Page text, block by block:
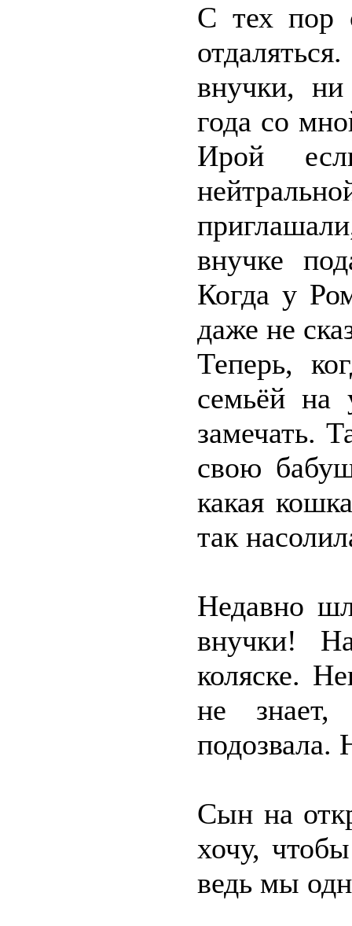
С тех пор
внучки,
года со
Ирой
внучке
Когда у
даже не
Теперь,
семьёй на
замечать.
свою
какая
так
Недавно
внучки!
коляске.
не
подозвала.
Сын на
хочу,
ведь мы